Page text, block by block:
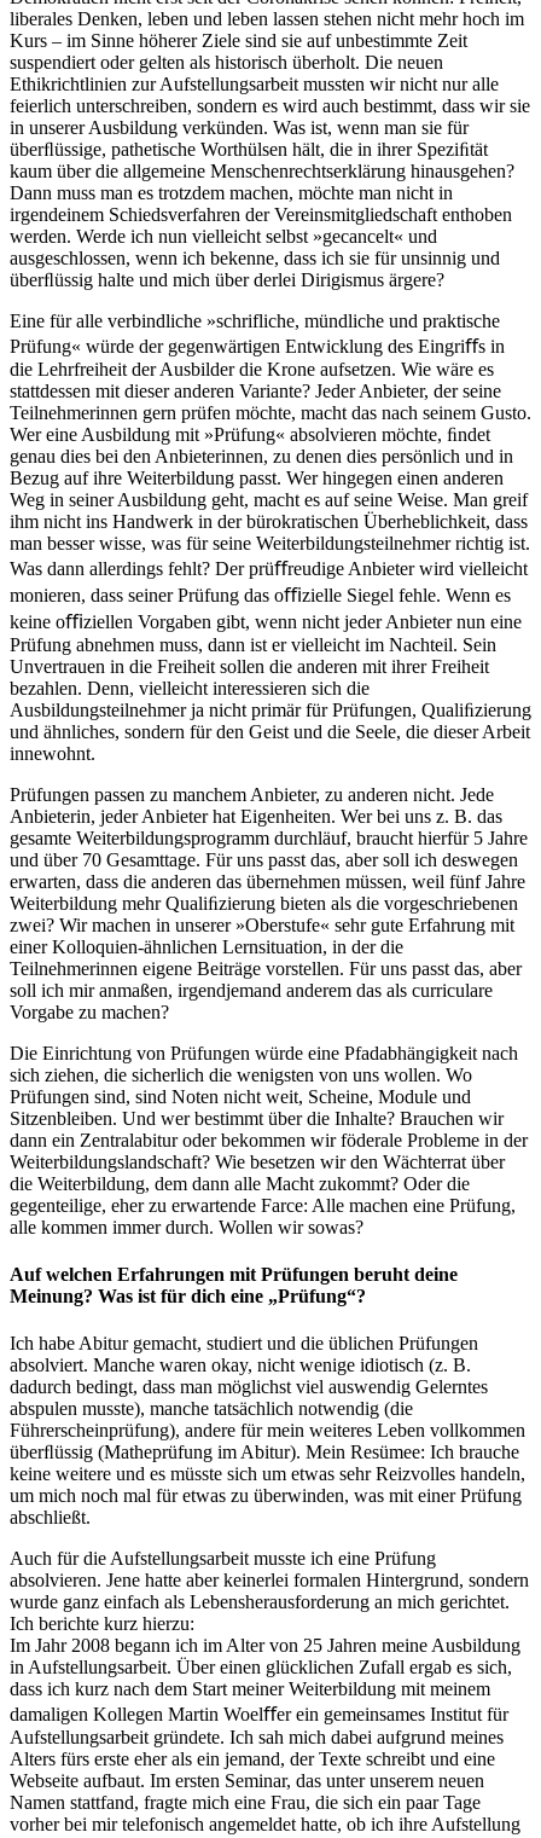
liberales Denken, leben und leben lassen stehen nicht mehr hoch im
Kurs – im Sinne höherer Ziele sind sie auf unbestimmte Zeit
suspendiert oder gelten als historisch überholt. Die neuen
Ethikrichtlinien zur Aufstellungsarbeit mussten wir nicht nur alle
feierlich unterschreiben, sondern es wird auch bestimmt, dass wir sie
in unserer Ausbildung verkünden. Was ist, wenn man sie für
überﬂüssige, pathetische Worthülsen hält, die in ihrer Speziﬁtät
kaum über die allgemeine Menschenrechtserklärung hinausgehen?
Dann muss man es trotzdem machen, möchte man nicht in
irgendeinem Schiedsverfahren der Vereinsmitgliedschaft enthoben
werden. Werde ich nun vielleicht selbst »gecancelt« und
ausgeschlossen, wenn ich bekenne, dass ich sie für unsinnig und
überﬂüssig halte und mich über derlei Dirigismus ärgere?
Eine für alle verbindliche »schrifliche, mündliche und praktische
Prüfung« würde der gegenwärtigen Entwicklung des Eingriﬀs in
die Lehrfreiheit der Ausbilder die Krone aufsetzen. Wie wäre es
stattdessen mit dieser anderen Variante? Jeder Anbieter, der seine
Teilnehmerinnen gern prüfen möchte, macht das nach seinem Gusto.
Wer eine Ausbildung mit »Prüfung« absolvieren möchte, ﬁndet
genau dies bei den Anbieterinnen, zu denen dies persönlich und in
Bezug auf ihre Weiterbildung passt. Wer hingegen einen anderen
Weg in seiner Ausbildung geht, macht es auf seine Weise. Man greif
ihm nicht ins Handwerk in der bürokratischen Überheblichkeit, dass
man besser wisse, was für seine Weiterbildungsteilnehmer richtig ist.
Was dann allerdings fehlt? Der prüﬀreudige Anbieter wird vielleicht
monieren, dass seiner Prüfung das oﬃzielle Siegel fehle. Wenn es
keine oﬃziellen Vorgaben gibt, wenn nicht jeder Anbieter nun eine
Prüfung abnehmen muss, dann ist er vielleicht im Nachteil. Sein
Unvertrauen in die Freiheit sollen die anderen mit ihrer Freiheit
bezahlen. Denn, vielleicht interessieren sich die
Ausbildungsteilnehmer ja nicht primär für Prüfungen, Qualiﬁzierung
und ähnliches, sondern für den Geist und die Seele, die dieser Arbeit
innewohnt.
Prüfungen passen zu manchem Anbieter, zu anderen nicht. Jede
Anbieterin, jeder Anbieter hat Eigenheiten. Wer bei uns z. B. das
gesamte Weiterbildungsprogramm durchläuf, braucht hierfür 5 Jahre
und über 70 Gesamttage. Für uns passt das, aber soll ich deswegen
erwarten, dass die anderen das übernehmen müssen, weil fünf Jahre
Weiterbildung mehr Qualiﬁzierung bieten als die vorgeschriebenen
zwei? Wir machen in unserer »Oberstufe« sehr gute Erfahrung mit
einer Kolloquien-ähnlichen Lernsituation, in der die
Teilnehmerinnen eigene Beiträge vorstellen. Für uns passt das, aber
soll ich mir anmaßen, irgendjemand anderem das als curriculare
Vorgabe zu machen?
Die Einrichtung von Prüfungen würde eine Pfadabhängigkeit nach
sich ziehen, die sicherlich die wenigsten von uns wollen. Wo
Prüfungen sind, sind Noten nicht weit, Scheine, Module und
Sitzenbleiben. Und wer bestimmt über die Inhalte? Brauchen wir
dann ein Zentralabitur oder bekommen wir föderale Probleme in der
Weiterbildungslandschaft? Wie besetzen wir den Wächterrat über
die Weiterbildung, dem dann alle Macht zukommt? Oder die
gegenteilige, eher zu erwartende Farce: Alle machen eine Prüfung,
alle kommen immer durch. Wollen wir sowas?
Auf welchen Erfahrungen mit Prüfungen beruht deine
Meinung? Was ist für dich eine „Prüfung“?
Ich habe Abitur gemacht, studiert und die üblichen Prüfungen
absolviert. Manche waren okay, nicht wenige idiotisch (z. B.
dadurch bedingt, dass man möglichst viel auswendig Gelerntes
abspulen musste), manche tatsächlich notwendig (die
Führerscheinprüfung), andere für mein weiteres Leben vollkommen
überﬂüssig (Matheprüfung im Abitur). Mein Resümee: Ich brauche
keine weitere und es müsste sich um etwas sehr Reizvolles handeln,
um mich noch mal für etwas zu überwinden, was mit einer Prüfung
abschließt.
Auch für die Aufstellungsarbeit musste ich eine Prüfung
absolvieren. Jene hatte aber keinerlei formalen Hintergrund, sondern
wurde ganz einfach als Lebensherausforderung an mich gerichtet.
Ich berichte kurz hierzu:
Im Jahr 2008 begann ich im Alter von 25 Jahren meine Ausbildung
in Aufstellungsarbeit. Über einen glücklichen Zufall ergab es sich,
dass ich kurz nach dem Start meiner Weiterbildung mit meinem
damaligen Kollegen Martin Woelﬀer ein gemeinsames Institut für
Aufstellungsarbeit gründete. Ich sah mich dabei aufgrund meines
Alters fürs erste eher als ein jemand, der Texte schreibt und eine
Webseite aufbaut. Im ersten Seminar, das unter unserem neuen
Namen stattfand, fragte mich eine Frau, die sich ein paar Tage
vorher bei mir telefonisch angemeldet hatte, ob ich ihre Aufstellung